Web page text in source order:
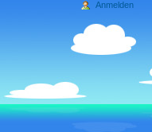
Anmelden